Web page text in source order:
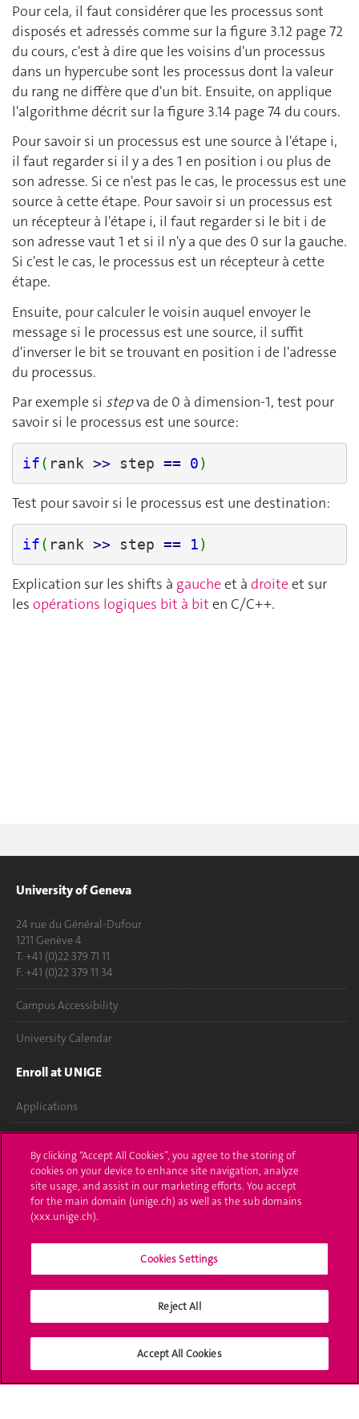
Pour cela, il faut considérer que les processus sont
disposés et adressés comme sur la figure 3.12 page 72
du cours, c'est à dire que les voisins d'un processus
dans un hypercube sont les processus dont la valeur
du rang ne diffère que d'un bit. Ensuite, on applique
l'algorithme décrit sur la figure 3.14 page 74 du cours.
Pour savoir si un processus est une source à l'étape i,
il faut regarder si il y a des 1 en position i ou plus de
son adresse. Si ce n'est pas le cas, le processus est une
source à cette étape. Pour savoir si un processus est
un récepteur à l'étape i, il faut regarder si le bit i de
son adresse vaut 1 et si il n'y a que des 0 sur la gauche.
Si c'est le cas, le processus est un récepteur à cette
étape.
Ensuite, pour calculer le voisin auquel envoyer le
message si le processus est une source, il suffit
d'inverser le bit se trouvant en position i de l'adresse
du processus.
Par exemple si stepva de 0 à dimension-1, test pour
savoir si le processus est une source:
if( rank >> step == 0)
Test pour savoir si le processus est une destination:
if( rank >> step == 1)
Explication sur les shifts à gaucheet à droiteet sur
les opérations logiques bit à bit en C/C++.
University of Geneva
24 rue du Général-Dufour
1211 Genève 4
T. +41 (0)22 379 71 11
F. +41 (0)22 379 11 34
Campus Accessibility
University Calendar
Enroll at UNIGE
Applications
Ask a question
Contact
Media
Library
Social Media
By clicking “Accept All Cookies”, you agree to the storing of
cookies on your device to enhance site navigation, analyze
site usage, and assist in our marketing efforts. You accept
for the main domain (unige.ch) as well as the sub domains
(xxx.unige.ch).
Cookies Settings
Reject All
Accept All Cookies